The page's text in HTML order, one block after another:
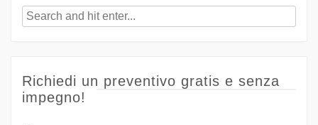
Richiedi un preventivo gratis e senza
impegno!